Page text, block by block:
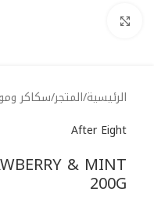
الرئيسية المتجر سكاكر
After Eight
& MINT
200G